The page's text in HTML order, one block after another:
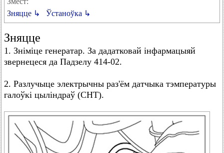
Зняцце ↳
Ўстаноўка ↳
Зняцце
1. Зніміце генератар. За дадатковай інфармацыяй
звернецеся да Падзелу 414-02.
2. Разлучыце электрычны раз'ём датчыка тэмпературы
галоўкі цыліндраў (СНТ).